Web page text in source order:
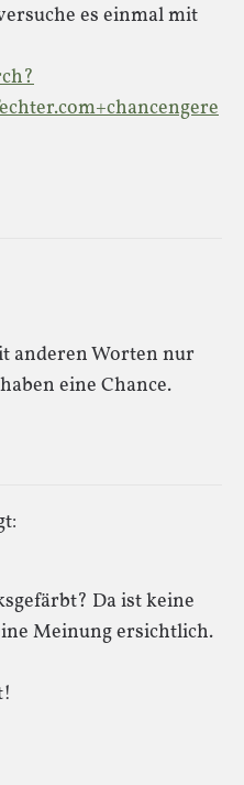
es einmal mit
anderen Worten nur
eine Chance.
Da ist keine
Meinung ersichtlich.